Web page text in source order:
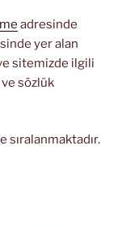
adresinde
yer alan
sitemizde ilgili
sözlük
sıralanmaktadır.